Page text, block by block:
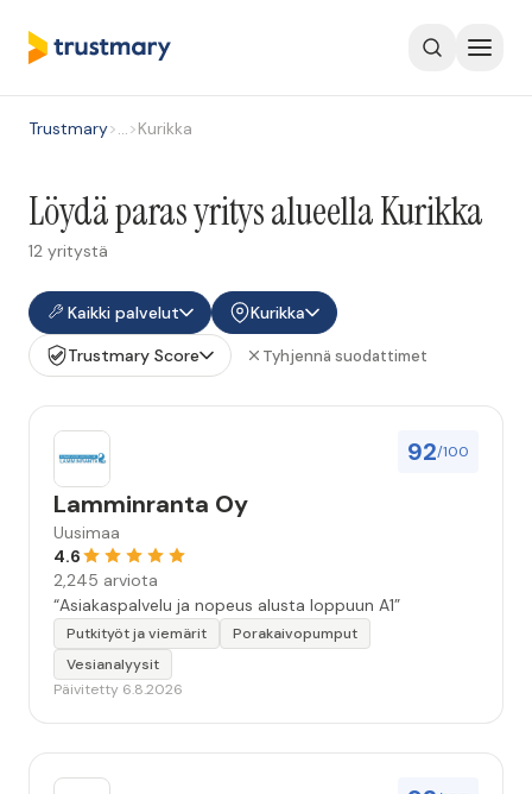
Trustmary>…>Kurikka
Löydä paras yritys alueella Kurikka
12 yritystä
Kaikki palvelut
Kurikka
Trustmary Score
Tyhjennä suodattimet
92/100
Lamminranta Oy
Uusimaa
4.6
2,245 arviota
“Asiakaspalvelu ja nopeus alusta loppuun A1”
Putkityöt ja viemärit
Porakaivopumput
Vesianalyysit
Päivitetty 6.8.2026